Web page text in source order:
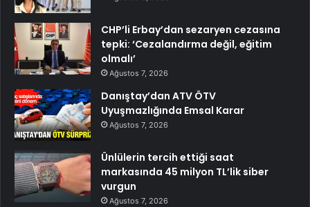
CHP’li Erbay’dan sezaryen cezasına
tepki: ‘Cezalandırma değil, eğitim
olmalı’
Ağustos 7, 2026
Danıştay’dan ATV ÖTV
Uyuşmazlığında Emsal Karar
Ağustos 7, 2026
Ünlülerin tercih ettiği saat
markasında 45 milyon TL’lik siber
vurgun
Ağustos 7, 2026